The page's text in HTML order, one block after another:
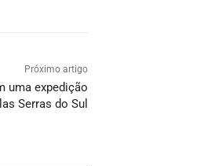
Próximo artigo
uma expedição
Serras do Sul